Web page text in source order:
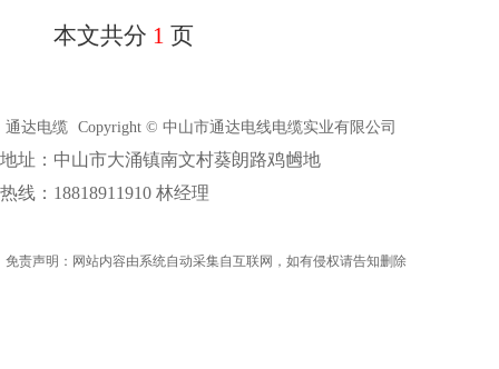
本文共分 1 页
通达电缆 Copyright © 中山市通达电线电缆实业有限公司
地址：中山市大涌镇南文村葵朗路鸡乸地
热线：18818911910 林经理
免责声明：网站内容由系统自动采集自互联网，如有侵权请告知删除